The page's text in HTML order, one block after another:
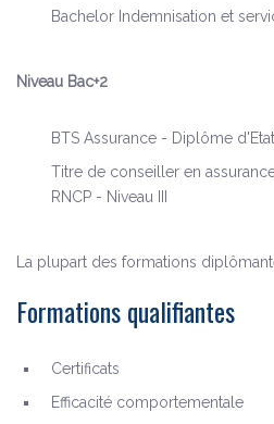
Bachelor Indemnisation et
Niveau Bac+2
BTS Assurance - Diplôme d'Etat
Titre de conseiller en
RNCP - Niveau III
La plupart des formations
Formations qualifiantes
Certificats
Efficacité comportementale